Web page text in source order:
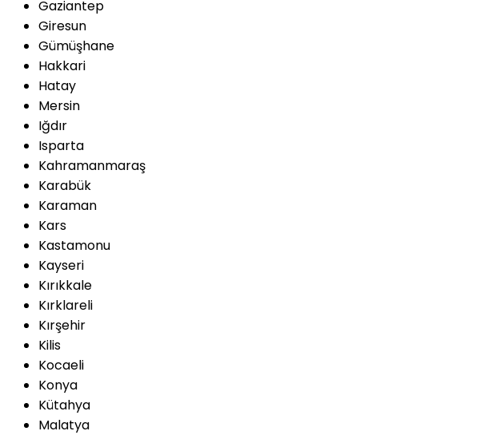
Gaziantep
Giresun
Gümüşhane
Hakkari
Hatay
Mersin
Iğdır
Isparta
Kahramanmaraş
Karabük
Karaman
Kars
Kastamonu
Kayseri
Kırıkkale
Kırklareli
Kırşehir
Kilis
Kocaeli
Konya
Kütahya
Malatya